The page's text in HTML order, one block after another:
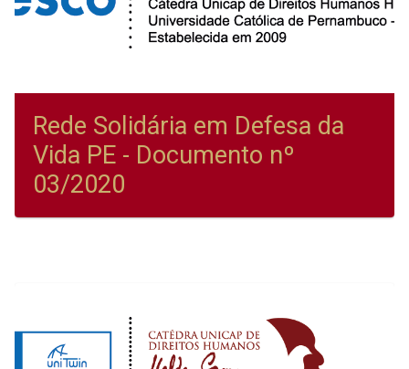
Rede Solidária em Defesa da
Vida PE - Documento nº
03/2020